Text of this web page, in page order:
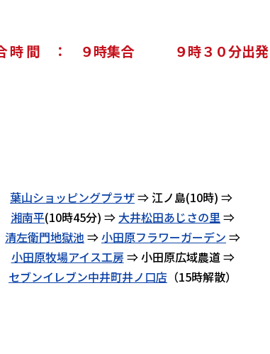
時 間 ： ９時集合 ９時３０分出発
葉山ショッピングプラザ⇒ 江ノ島(10時) ⇒
湘南平(10時45分) ⇒ 大井松田あじさの里 ⇒
清左衛門地獄池 ⇒小田原フラワーガーデン ⇒
小田原牧場アイス工房⇒ 小田原広域農道 ⇒
セブンイレブン中井町井ノ口店 （15時解散）